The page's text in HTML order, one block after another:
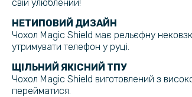
свій улюблений!
НЕТИПОВИЙ ДИЗАЙН
Чохол Magic Shield має рельєфну
утримувати телефон у руці.
ЩІЛЬНИЙ ЯКІСНИЙ ТПУ
Чохол Magic Shield виготовлений з
перейматися.